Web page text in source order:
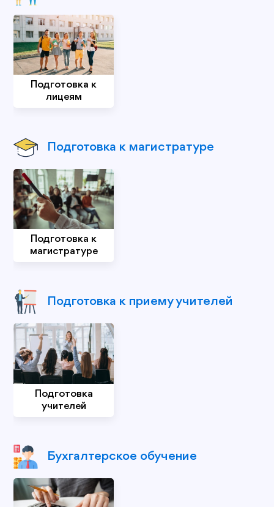
Подготовка к
лицеям
Подготовка к магистратуре
Подготовка к
магистратуре
Подготовка к приему учителей
Подготовка
учителей
Бухгалтерское обучение